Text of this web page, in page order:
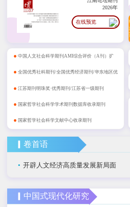
2026年
在线预览
• 中国人文社会科学期刊AMI综合评价（A刊）扩
展期刊
• 全国优秀社科期刊/全国优秀经济期刊/华东地区优
秀期刊
• 江苏期刊明珠奖·优秀期刊/江苏省一级期刊
• 国家哲学社会科学学术期刊数据库收录期刊
• 国家哲学社会科学文献中心收录期刊
▎卷首语
• 开辟人文经济高质量发展新局面
▎中国式现代化研究